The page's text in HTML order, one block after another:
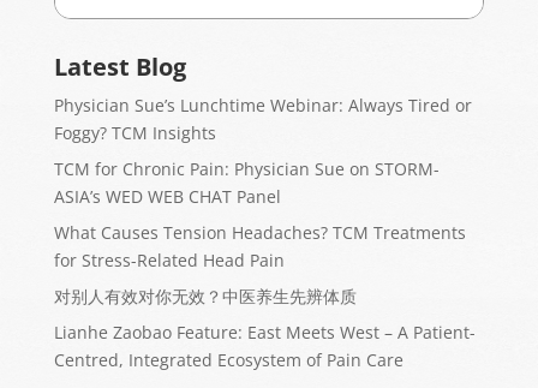
Latest Blog
Physician Sue’s Lunchtime Webinar: Always Tired or
Foggy? TCM Insights
TCM for Chronic Pain: Physician Sue on STORM-
ASIA’s WED WEB CHAT Panel
What Causes Tension Headaches? TCM Treatments
for Stress-Related Head Pain
对别人有效对你无效？中医养生先辨体质
Lianhe Zaobao Feature: East Meets West – A Patient-
Centred, Integrated Ecosystem of Pain Care